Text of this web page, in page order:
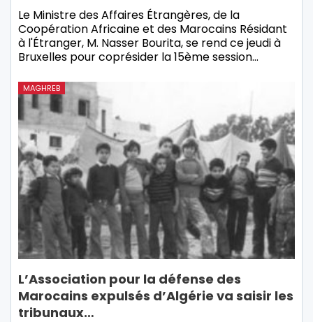
Le Ministre des Affaires Étrangères, de la
Coopération Africaine et des Marocains Résidant
à l'Étranger, M. Nasser Bourita, se rend ce jeudi à
Bruxelles pour coprésider la 15ème session…
MAGHREB
L’Association pour la défense des
Marocains expulsés d’Algérie va saisir les
tribunaux…